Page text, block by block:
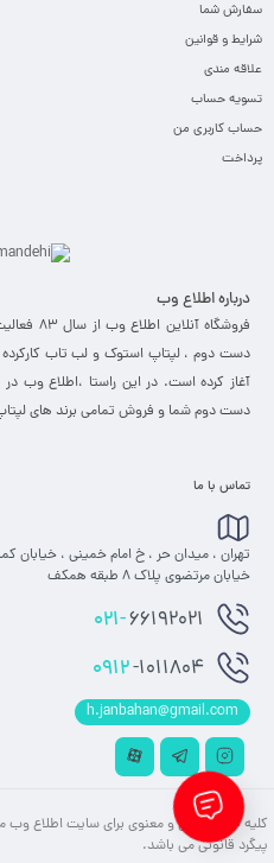
سفارش شما
شرایط و قوانین
علاقه مندی
تسویه حساب
حساب کاربری من
پرداخت
درباره اطلاع وب
فروشگاه
دست دوم ، لپتاپ استوک و لب تاب
آغاز کرده است. در این راستا ،‌اطلاع وب
دست دوم شما و فروش تمامی برند های
تماس با ما
تهران ، میدان حر ، خ امام خمینی ، خیابان
خیابان مرتضوی پلاک 8 طبقه همکف
021-66192021
0912-1011804
h.janbahan@gmail.com
کلیه حقوق مادی و معنوی برای سایت اطلاع
پیگرد قانونی می باشد.